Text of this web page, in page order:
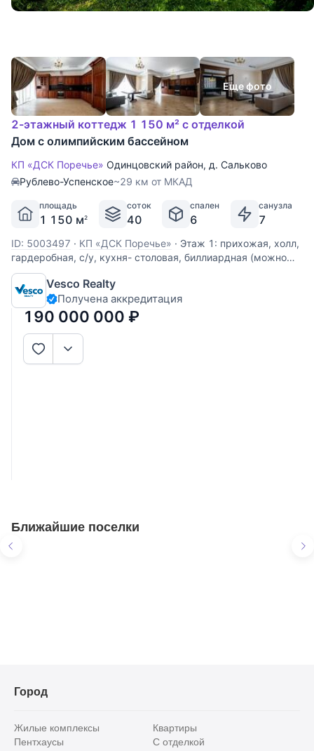
Еще фото
2-этажный коттедж 1 150 м² с отделкой
Дом с олимпийским бассейном
КП «ДСК Поречье» Одинцовский район, д. Сальково
Рублево-Успенское~29 км от МКАД
площадь
1 150 м2
соток
40
спален
6
санузла
7
ID: 5003497 · КП «ДСК Поречье» · Этаж 1: прихожая, холл,
гардеробная, с/у, кухня- столовая, биллиардная (можно
переоборудовать в гостиную), спа-зона: бассейн, хаммам,
сауна, джакузи, с/у, гардеробная, массажная Этаж 2:
спальня с с/у и гардеробной, две спальни с гардеробными,
два с/у
Vesco Realty
Получена аккредитация
190 000 000 ₽
Ближайшие поселки
Город
Жилые комплексы
Квартиры
Пентхаусы
С отделкой